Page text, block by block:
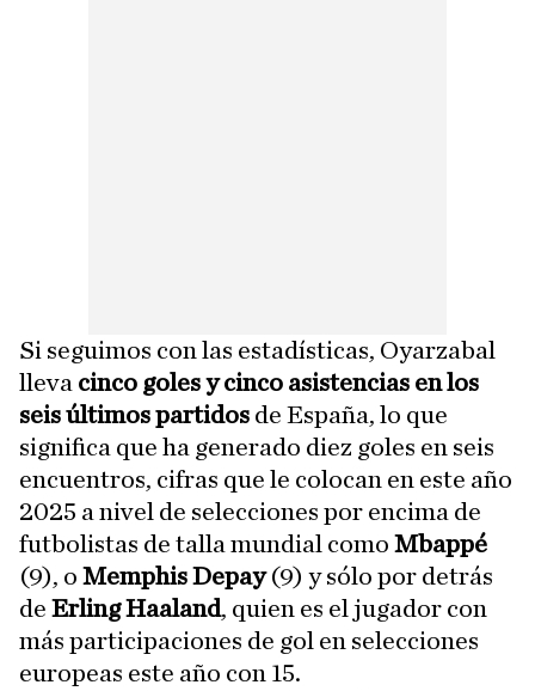
Si seguimos con las estadísticas, Oyarzabal
lleva cinco goles y cinco asistencias en los
seis últimos partidos de España, lo que
significa que ha generado diez goles en seis
encuentros, cifras que le colocan en este año
2025 a nivel de selecciones por encima de
futbolistas de talla mundial como Mbappé
(9), o Memphis Depay(9) y sólo por detrás
de Erling Haaland, quien es el jugador con
más participaciones de gol en selecciones
europeas este año con 15.